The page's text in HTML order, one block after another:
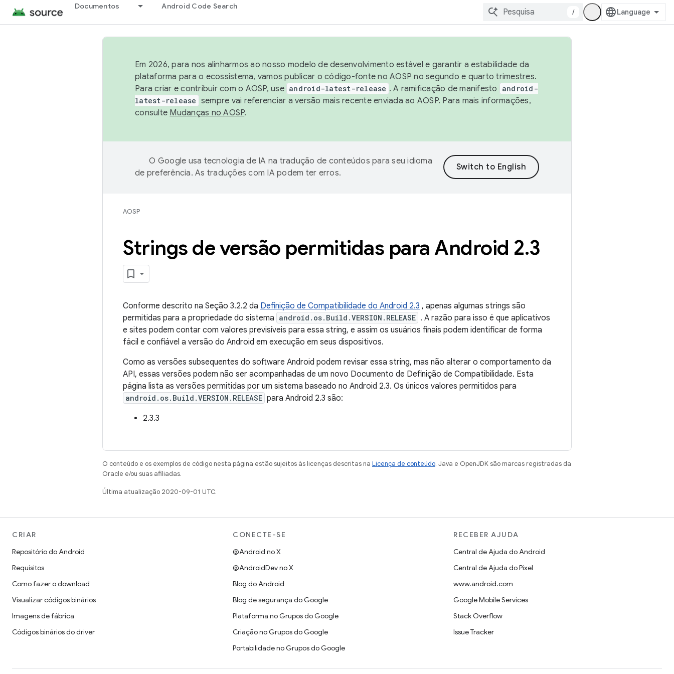
Documentos Android Code Search
/
Em 2026, para nos alinharmos ao nosso modelo de desenvolvimento estável e garantir a estabilidade da
plataforma para o ecossistema, vamos publicar o código-fonte no AOSP no segundo e quarto trimestres.
Para criar e contribuir com o AOSP, use android-latest-release . A ramificação de manifesto
android-
latest-release sempre vai referenciar a versão mais recente enviada ao AOSP. Para mais informações,
consulte Mudanças no AOSP.
O Google usa tecnologia de IA na tradução de conteúdos para seu idioma
de preferência. As traduções com IA podem ter erros.
AOSP
Strings de versão permitidas para Android 2.3
Conforme descrito na Seção 3.2.2 da Definição de Compatibilidade do Android 2.3 , apenas algumas strings são
permitidas para a propriedade do sistema android.os.Build.VERSION.RELEASE . A razão para isso é que aplicativos
e sites podem contar com valores previsíveis para essa string, e assim os usuários finais podem identificar de forma
fácil e confiável a versão do Android em execução em seus dispositivos.
Como as versões subsequentes do software Android podem revisar essa string, mas não alterar o comportamento da
API, essas versões podem não ser acompanhadas de um novo Documento de Definição de Compatibilidade. Esta
página lista as versões permitidas por um sistema baseado no Android 2.3. Os únicos valores permitidos para
android.os.Build.VERSION.RELEASE para Android 2.3 são:
2.3.3
O conteúdo e os exemplos de código nesta página estão sujeitos às licenças descritas na Licença de conteúdo. Java e OpenJDK são marcas registradas da
Oracle e/ou suas afiliadas.
Última atualização 2020-09-01 UTC.
CRIAR
Repositório do Android
Requisitos
Como fazer o download
Visualizar códigos binários
Imagens de fábrica
Códigos binários do driver
CONECTE-SE
@Android no X
@AndroidDev no X
Blog do Android
Blog de segurança do Google
Plataforma no Grupos do Google
Criação no Grupos do Google
Portabilidade no Grupos do Google
RECEBER AJUDA
Central de Ajuda do Android
Central de Ajuda do Pixel
www.android.com
Google Mobile Services
Stack Overflow
Issue Tracker